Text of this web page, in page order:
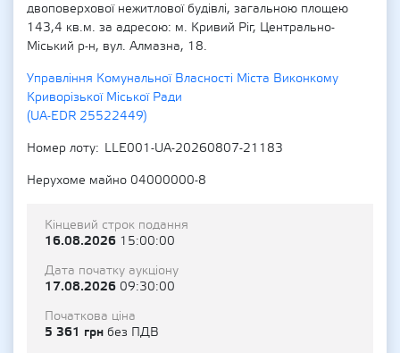
двоповерхової нежитлової будівлі, загальною площею
143,4 кв.м. за адресою: м. Кривий Ріг, Центрально-
Міський р-н, вул. Алмазна, 18.
Управління Комунальної Власності Міста Виконкому
Криворізької Міської Ради
(UA-EDR 25522449)
Номер лоту
LLE001-UA-20260807-21183
Нерухоме майно 04000000-8
Кінцевий строк подання
16.08.2026 15:00:00
Дата початку аукціону
17.08.2026 09:30:00
Початкова ціна
5 361 грн без ПДВ